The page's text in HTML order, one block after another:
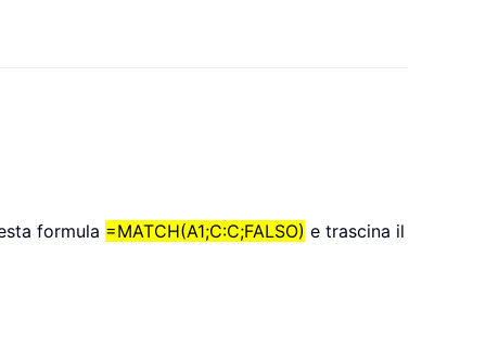
formula =MATCH(A1;C:C;FALSO) e trascina il